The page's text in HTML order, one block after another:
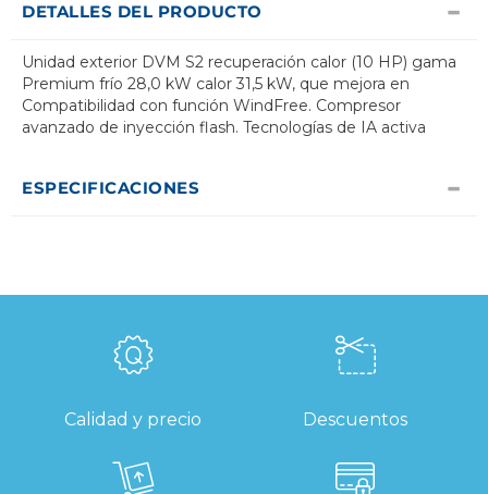
DETALLES DEL PRODUCTO
Unidad exterior DVM S2 recuperación calor (10 HP) gama
Premium frío 28,0 kW calor 31,5 kW, que mejora en
Compatibilidad con función WindFree. Compresor
avanzado de inyección flash. Tecnologías de IA activa
ESPECIFICACIONES
Calidad y precio Descuentos